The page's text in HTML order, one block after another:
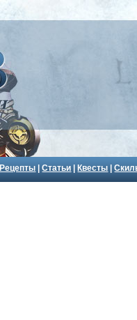
Рецепты |Статьи Квесты |